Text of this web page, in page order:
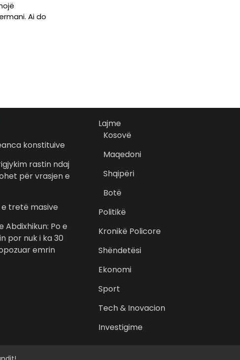
Ai do
konstituive
rastin ndaj
për vrasjen e
tretë masive
Abdixhikun: Po e
por nuk i ka 30
emrin
Lajme
Kosovë
Maqedoni
Shqipëri
Botë
Politikë
Kronikë Policore
Shëndetësi
Ekonomi
Sport
Tech & Inovacion
Investigime